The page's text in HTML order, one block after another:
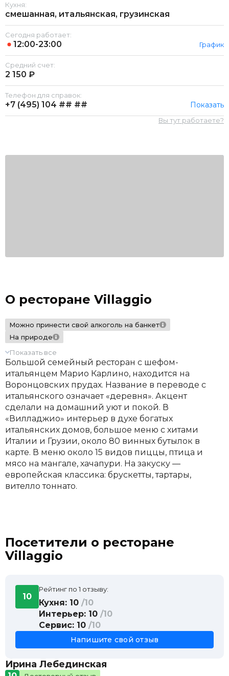
Кухня:
смешанная, итальянская, грузинская
Сегодня работает:
12:00-23:00 График
Средний счет:
2 150 ₽
Телефон для справок:
+7 (495) 104 ## ## Показать
Вы тут работаете?
О ресторане Villaggio
Можно принести свой алкоголь на банкет
На природе
Показать все
Большой семейный ресторан с шефом-
итальянцем Марио Карлино, находится на
Воронцовских прудах. Название в переводе с
итальянского означает «деревня». Акцент
сделали на домашний уют и покой. В
«Вилладжио» интерьер в духе богатых
итальянских домов, большое меню с хитами
Италии и Грузии, около 80 винных бутылок в
карте. В меню около 15 видов пиццы, птица и
мясо на мангале, хачапури. На закуску —
европейская классика: брускетты, тартары,
вителло тоннато.
Посетители о ресторане
Villaggio
10
Рейтинг по 1 отзыву:
Кухня: 10 /10
Интерьер: 10 /10
Сервис: 10 /10
Напишите свой отзыв
Ирина Лебединская